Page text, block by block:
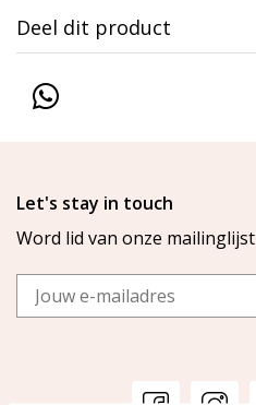
Deel dit product
Let's stay in touch
Word lid van onze mailinglijst
Email